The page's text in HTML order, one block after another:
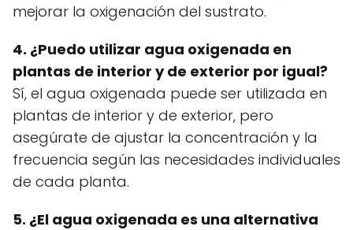
mejorar la oxigenación del sustrato.
4. ¿Puedo utilizar agua oxigenada en
plantas de interior y de exterior por igual?
Sí, el agua oxigenada puede ser utilizada en
plantas de interior y de exterior, pero
asegúrate de ajustar la concentración y la
frecuencia según las necesidades individuales
de cada planta.
5. ¿El agua oxigenada es una alternativa